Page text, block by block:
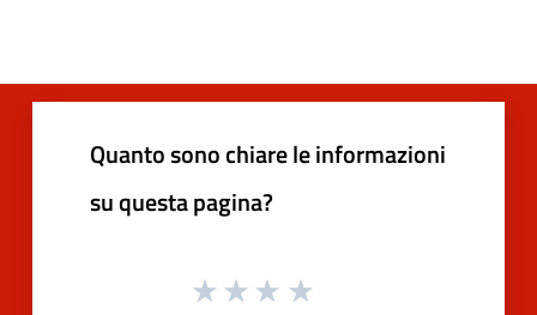
Quanto sono chiare le informazioni
su questa pagina?